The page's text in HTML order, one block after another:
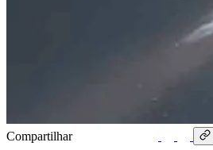
Compartilhar